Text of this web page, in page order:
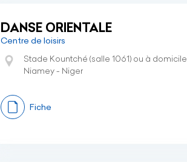
DANSE ORIENTALE
Centre de loisirs
Stade Kountché (salle 1061) ou à domicile
Niamey - Niger
Fiche